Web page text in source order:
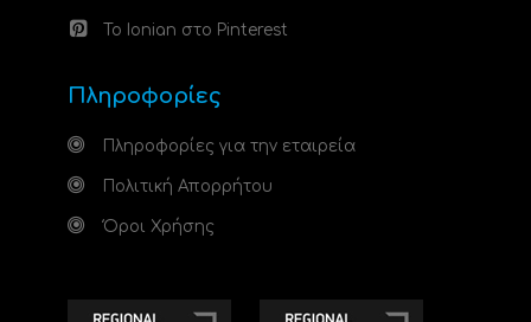
Το Ionian στο Pinterest
Πληροφορίες
Πληροφορίες για την εταιρεία
Πολιτική Απορρήτου
Όροι Χρήσης